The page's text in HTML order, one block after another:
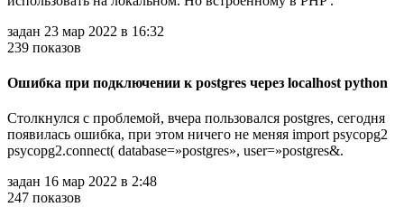
задан 23 мар 2022 в 16:32
239 показов
Ошибка при подключении к postgres через localhost python
Столкнулся с проблемой, вчера пользовался postgres, сегодня
появилась ошибка, при этом ничего не меняя import psycopg2
psycopg2.connect( database=»postgres», user=»postgres&.
задан 16 мар 2022 в 2:48
247 показов